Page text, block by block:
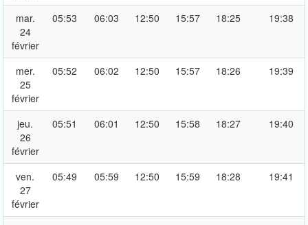
mar.
24
février
05:53 06:03 12:50 15:57 18:25 19:38
mer.
25
février
05:52 06:02 12:50 15:57 18:26 19:39
jeu.
26
février
05:51 06:01 12:50 15:58 18:27 19:40
ven.
27
février
05:49 05:59 12:50 15:59 18:28 19:41